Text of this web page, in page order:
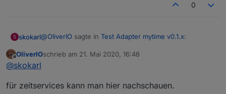
0
S skokarl@OliverIO sagte in Test Adapter mytime v0.1.x:
Offline
OliverIOschrieb am 21. Mai 2020, 16:48
zuletzt editiert von
@skokarl
für zeitservices kann man hier nachschauen.